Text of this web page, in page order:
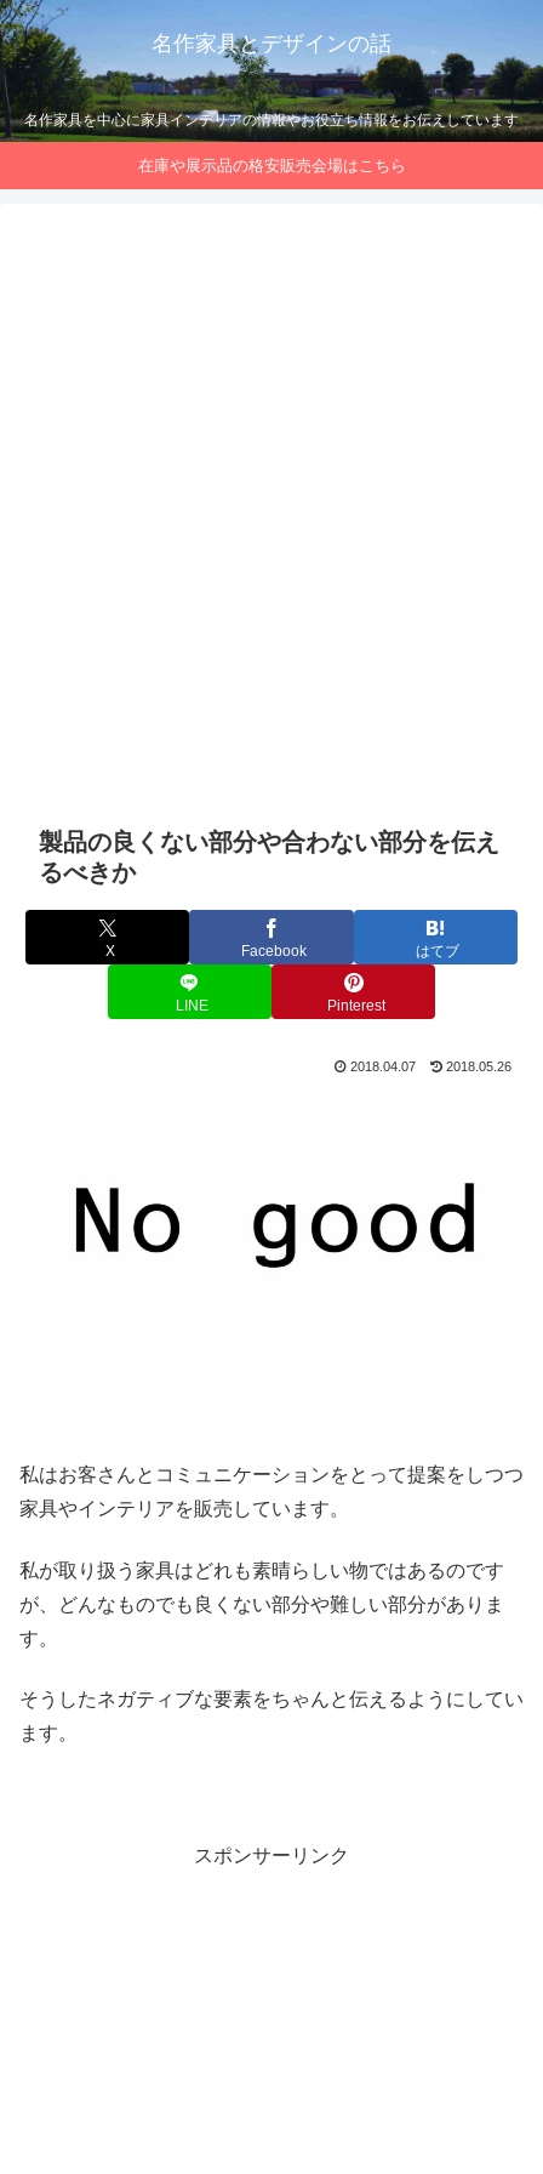
名作家具とデザインの話
名作家具を中心に家具インテリアの情報やお役立ち情報をお伝えしています
在庫や展示品の格安販売会場はこちら
製品の良くない部分や合わない部分を伝え
るべきか
X Facebook はてブ
LINE Pinterest
2018.04.07 2018.05.26
私はお客さんとコミュニケーションをとって提案をしつつ
家具やインテリアを販売しています。
私が取り扱う家具はどれも素晴らしい物ではあるのです
が、どんなものでも良くない部分や難しい部分がありま
す。
そうしたネガティブな要素をちゃんと伝えるようにしてい
ます。
スポンサーリンク